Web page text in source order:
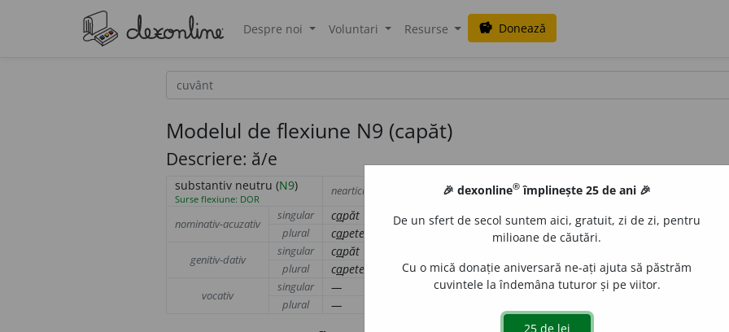
Despre noi Voluntari Resurse savings Donează
Modelul de flexiune N9 (capăt)
Descriere: ă/e
substantiv neutru (N9)
Surse flexiune: DOR
nearticulat
nominativ-acuzativ
singular capăt ca pătul
plural capete
genitiv-dativ
singular capăt
plural capete apetelor
vocativ
singular —
plural —
🎉 dexonline® împlinește 25 de ani 🎉
De un sfert de secol suntem aici, gratuit, zi de zi, pentru
milioane de căutări.
Cu o mică donație aniversară ne-ați ajuta să păstrăm
cuvintele la îndemâna tuturor și pe viitor.